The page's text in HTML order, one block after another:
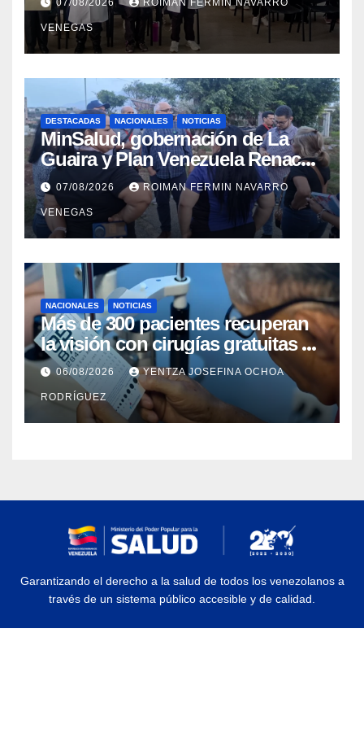
profesional
07/08/2026 ROIMAN FERMIN NAVARRO
VENEGAS
DESTACADAS NACIONALES NOTICIAS
MinSalud, gobernación de La
Guaira y Plan Venezuela Renace
iniciaron la rehabilitación integral
del Centro Psicofamiliar El Niño y
el Mar
07/08/2026 ROIMAN FERMIN NAVARRO
VENEGAS
NACIONALES NOTICIAS
Más de 300 pacientes recuperan
la visión con cirugías gratuitas de
cataratas en Zulia
06/08/2026 YENTZA JOSEFINA OCHOA
RODRÍGUEZ
Garantizando el derecho a la salud de todos los venezolanos a
través de un sistema público accesible y de calidad.